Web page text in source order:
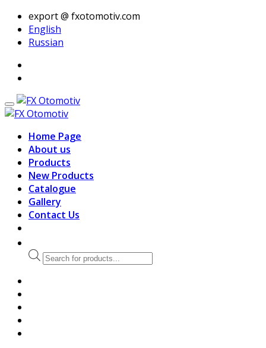
export @ fxotomotiv.com
English
Russian
Home Page
About us
Products
New Products
Catalogue
Gallery
Contact Us
Products
search